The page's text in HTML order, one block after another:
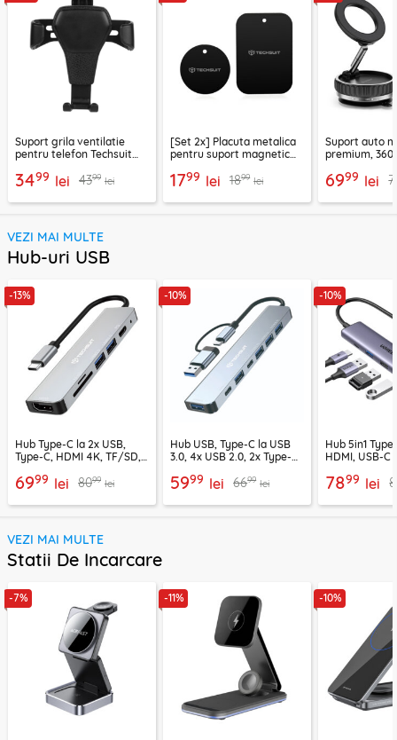
Suport grila ventilatie
pentru telefon Techsuit
3499 lei 4399 lei
[Set 2x] Placuta metalica
pentru suport magnetic
negru
1799 lei 1899 lei
Suport auto
premium,
6999 lei
VEZI MAI MULTE
Hub-uri USB
-13%
Hub Type-C la 2x USB,
Type-C, HDMI 4K, TF/SD,
6999 lei 8099 lei
-10%
Hub USB, Type-C la USB
3.0, 4x USB 2.0, 2x Type-C
5999 lei 6699 lei
-10%
Hub 5in1
HDMI, USB-C
7899 lei
VEZI MAI MULTE
Statii De Incarcare
-7% -11% -10%